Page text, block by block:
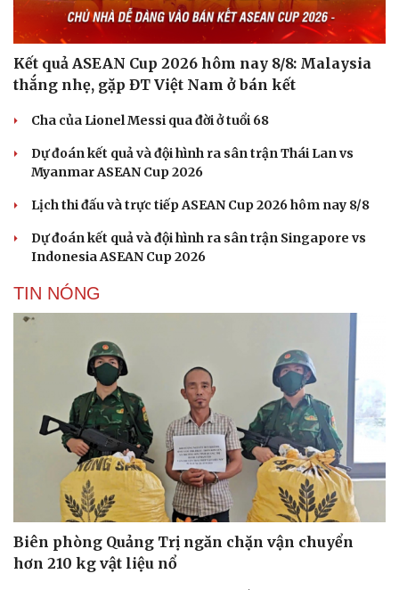
Du lịch
Tư vấn
Săn Tour
Podcast
Câu chuyện thời sự
Đọc truyện đêm khuya
Kể chuyện cho bé
Kết quả ASEAN Cup 2026 hôm nay 8/8: Malaysia
thắng nhẹ, gặp ĐT Việt Nam ở bán kết
Cha của Lionel Messi qua đời ở tuổi 68
Dự đoán kết quả và đội hình ra sân trận Thái Lan vs
Myanmar ASEAN Cup 2026
Lịch thi đấu và trực tiếp ASEAN Cup 2026 hôm nay 8/8
Dự đoán kết quả và đội hình ra sân trận Singapore vs
Indonesia ASEAN Cup 2026
TIN NÓNG
Biên phòng Quảng Trị ngăn chặn vận chuyển
hơn 210 kg vật liệu nổ